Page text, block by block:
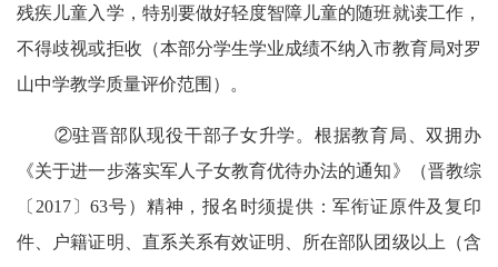
残疾儿童入学，特别要做好轻度智障儿童的随班就读工作，
不得歧视或拒收（本部分学生学业成绩不纳入市教育局对罗
山中学教学质量评价范围）。
②驻晋部队现役干部子女升学。根据教育局、双拥办
《关于进一步落实军人子女教育优待办法的通知》（晋教综
〔2017〕63号）精神，报名时须提供：军衔证原件及复印
件、户籍证明、直系关系有效证明、所在部队团级以上（含